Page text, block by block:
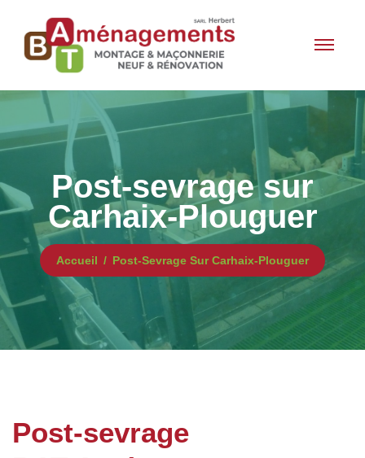
Post-sevrage sur
Carhaix-Plouguer
Accueil Post-Sevrage Sur Carhaix-Plouguer
Post-sevrage